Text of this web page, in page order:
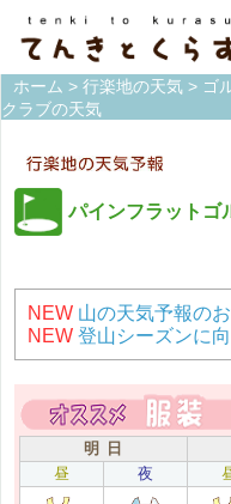
ホーム > 行楽地の天気 > ゴ
クラブの天気
パインフラットゴ
NEW 山の天気予報の
NEW 登山シーズンに
明 日
昼
夜